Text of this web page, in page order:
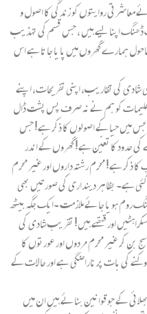
معاشرتی روایتوں کو زندگی کا اصول و
ڈھنگ اپنا لیے ہیں ، جس قسم کی تہذیب
ہمارے گھروں میں پا یا جا تا ہے اس
شادی کی تقاریب، اپنی تفریحات، اپنے
تعلیمات کو ہم نے نہ صرف پس پشت ڈال
میں حیا کے اصولوں کا ذکر ہے! جس
حدود کا تعیّن ہے! گھروں کے اندر
ذکر ہے! محرم رشتہ داروں اور غیر محرم
ہے۔ بظاہر دینداری کی صورتیں بھی
روم ہو یا جائے ملازمت ۔ایک جگہ بیٹھ
اور قہقہے ہیں! تقریب شادی کی
بن کر غیر محرم مردوں اور عورتوں کا
کی بات پر ناراضگی ہے اور حالات کے
کے جوقوانین بنائے ہیں ان میں